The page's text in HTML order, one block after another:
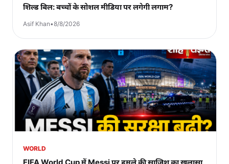
शिल्ड बिल: बच्चों के सोशल मीडिया पर लगेगी लगाम?
Asif Khan•8/8/2026
WORLD